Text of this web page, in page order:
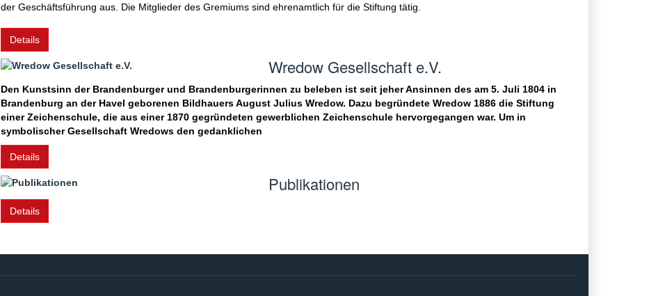
der Geschäftsführung aus. Die Mitglieder des Gremiums sind ehrenamtlich für die Stiftung tätig.
Details
Wredow Gesellschaft e.V.
Den Kunstsinn der Brandenburger und Brandenburgerinnen zu beleben ist seit jeher Ansinnen des am 5. Juli 1804 in
Brandenburg an der Havel geborenen Bildhauers August Julius Wredow. Dazu begründete Wredow 1886 die Stiftung
einer Zeichenschule, die aus einer 1870 gegründeten gewerblichen Zeichenschule hervorgegangen war. Um in
symbolischer Gesellschaft Wredows den gedanklichen
Details
Publikationen
Details